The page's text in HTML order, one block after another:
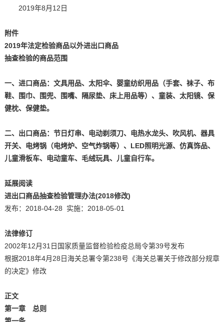
2019年8月12日
附件
2019年法定检验商品以外进出口商品
抽查检验的商品范围
一、进口商品：文具用品、太阳伞、婴童纺织用品（手套、袜子、布
鞋、围巾、围兜、围嘴、隔尿垫、床上用品等）、童装、太阳镜、保
健枕、保健垫。
二、出口商品：节日灯串、电动剃须刀、电热水龙头、吹风机、器具
开关、电烤锅（电烤炉、空气炸锅等）、LED照明光源、仿真饰品、
儿童滑板车、电动童车、毛绒玩具、儿童自行车。
延展阅读
进出口商品抽查检验管理办法(2018修改)
发布：2018-04-28 实施：2018-05-01
法律修订
2002年12月31日国家质量监督检验检疫总局令第39号发布
根据2018年4月28日海关总署令第238号《海关总署关于修改部分规章
的决定》修改
正文
第一章 总则